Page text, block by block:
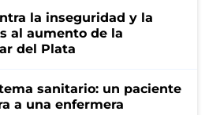
la inseguridad y la
al aumento de la
del Plata
sanitario: un paciente
a una enfermera